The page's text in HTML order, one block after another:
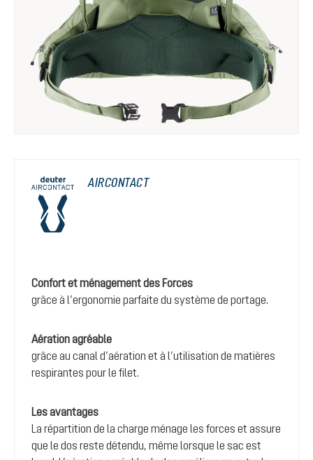
AIRCONTACT
Confort et ménagement des Forces
grâce à l’ergonomie parfaite du système de portage.
Aération agréable
grâce au canal d’aération et à l’utilisation de matières
respirantes pour le filet.
Les avantages
La répartition de la charge ménage les forces et assure
que le dos reste détendu, même lorsque le sac est